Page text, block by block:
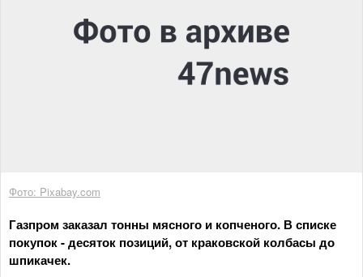
Фото: Pixabay.com
Газпром заказал тонны мясного и копченого. В списке
покупок - десяток позиций, от краковской колбасы до
шпикачек.